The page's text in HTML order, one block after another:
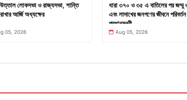
লোকসভা ও রাজ্যসভা, শান্তি
আর্জি অধ্যক্ষের
05, 2026
ধারা ৩৭০ ও ৩৫ এ বাতিলের পর জম্মু ও
এবং লাদাখের জনগণের জীবনে
প্রধানমন্ত্রী
Aug 05, 2026